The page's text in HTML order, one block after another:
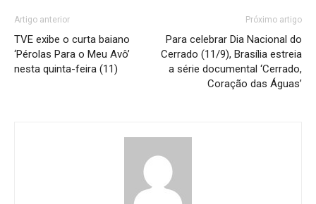
Artigo anterior
TVE exibe o curta baiano
‘Pérolas Para o Meu Avô’
nesta quinta-feira (11)
Próximo artigo
Para celebrar Dia Nacional do
Cerrado (11/9), Brasília estreia
a série documental ‘Cerrado,
Coração das Águas’